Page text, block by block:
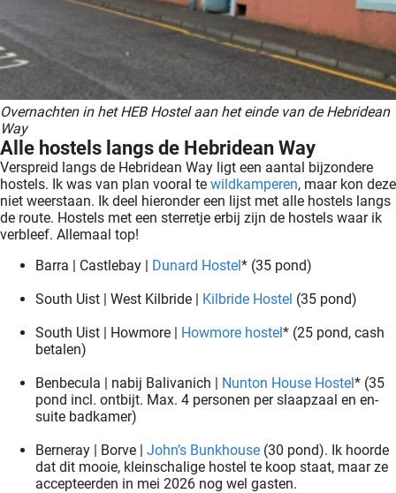
Overnachten in het HEB Hostel aan het einde van de Hebridean
Way
Alle hostels langs de Hebridean Way
Verspreid langs de Hebridean Way ligt een aantal bijzondere
hostels. Ik was van plan vooral te wildkamperen, maar kon deze
niet weerstaan. Ik deel hieronder een lijst met alle hostels langs
de route. Hostels met een sterretje erbij zijn de hostels waar ik
verbleef. Allemaal top!
Barra | Castlebay | Dunard Hostel* (35 pond)
South Uist | West Kilbride | Kilbride Hostel (35 pond)
South Uist | Howmore | Howmore hostel* (25 pond, cash
betalen)
Benbecula | nabij Balivanich | Nunton House Hostel* (35
pond incl. ontbijt. Max. 4 personen per slaapzaal en en-
suite badkamer)
Berneray | Borve | John’s Bunkhouse (30 pond). Ik hoorde
dat dit mooie, kleinschalige hostel te koop staat, maar ze
accepteerden in mei 2026 nog wel gasten.